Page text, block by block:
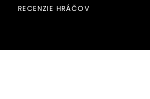
RECENZIE HRÁČOV